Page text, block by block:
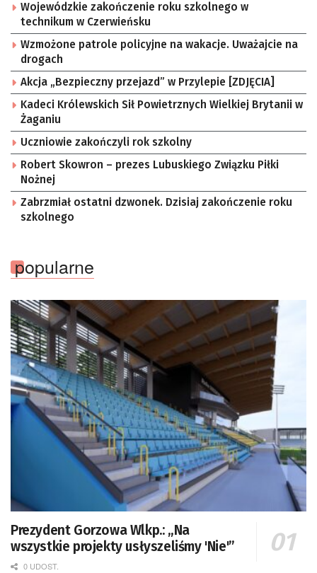
Wojewódzkie zakończenie roku szkolnego w
technikum w Czerwieńsku
Wzmożone patrole policyjne na wakacje. Uważajcie na
drogach
Akcja „Bezpieczny przejazd” w Przylepie [ZDJĘCIA]
Kadeci Królewskich Sił Powietrznych Wielkiej Brytanii w
Żaganiu
Uczniowie zakończyli rok szkolny
Robert Skowron – prezes Lubuskiego Związku Piłki
Nożnej
Zabrzmiał ostatni dzwonek. Dzisiaj zakończenie roku
szkolnego
popularne
Prezydent Gorzowa Wlkp.: „Na
wszystkie projekty usłyszeliśmy 'Nie'”
0 UDOST.